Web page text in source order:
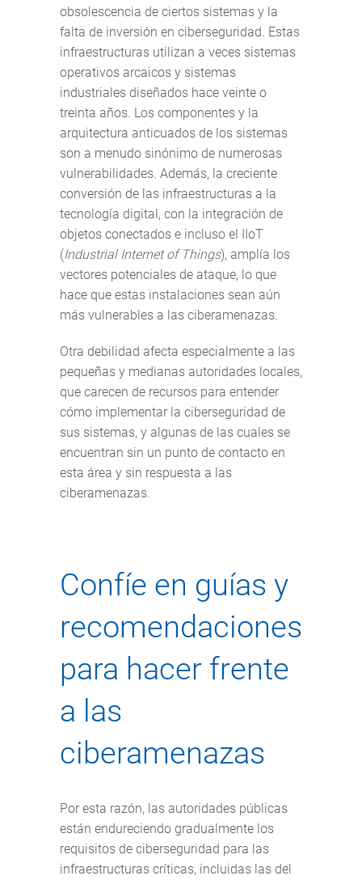
obsolescencia de ciertos sistemas y la
falta de inversión en ciberseguridad. Estas
infraestructuras utilizan a veces sistemas
operativos arcaicos y sistemas
industriales diseñados hace veinte o
treinta años. Los componentes y la
arquitectura anticuados de los sistemas
son a menudo sinónimo de numerosas
vulnerabilidades. Además, la creciente
conversión de las infraestructuras a la
tecnología digital, con la integración de
objetos conectados e incluso el IIoT
(Industrial Internet of Things), amplía los
vectores potenciales de ataque, lo que
hace que estas instalaciones sean aún
más vulnerables a las ciberamenazas.
Otra debilidad afecta especialmente a las
pequeñas y medianas autoridades locales,
que carecen de recursos para entender
cómo implementar la ciberseguridad de
sus sistemas, y algunas de las cuales se
encuentran sin un punto de contacto en
esta área y sin respuesta a las
ciberamenazas.
Confíe en guías y
recomendaciones
para hacer frente
a las
ciberamenazas
Por esta razón, las autoridades públicas
están endureciendo gradualmente los
requisitos de ciberseguridad para las
infraestructuras críticas, incluidas las del